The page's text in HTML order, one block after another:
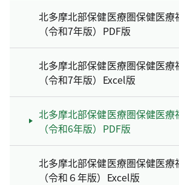
北多摩北部保健医療圏保健医療
（令和7年版）PDF版
北多摩北部保健医療圏保健医療
（令和7年版）Excel版
北多摩北部保健医療圏保健医療
（令和6年版）PDF版
北多摩北部保健医療圏保健医療
（令和６年版）Excel版